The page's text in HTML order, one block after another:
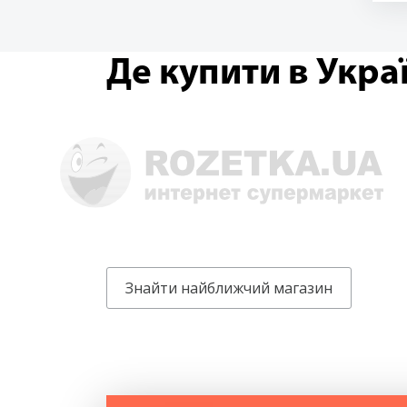
Де купити в
Знайти найближчий магазин